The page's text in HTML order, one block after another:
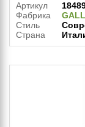
Артикул
Фабрика
Стиль
Страна